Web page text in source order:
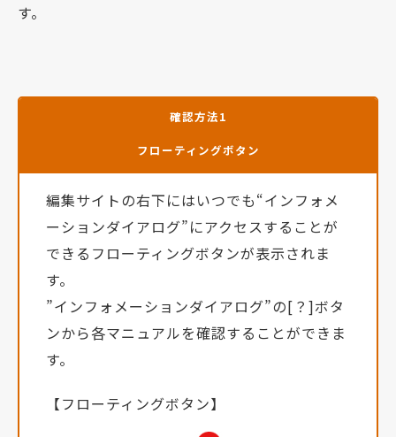
す。
確認方法1
フローティングボタン
編集サイトの右下にはいつでも“インフォメ
ーションダイアログ”にアクセスすることが
できるフローティングボタンが表示されま
す。
”インフォメーションダイアログ”の[？]ボタ
ンから各マニュアルを確認することができま
す。
【フローティングボタン】